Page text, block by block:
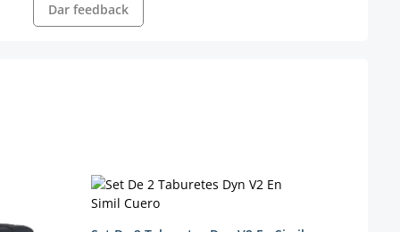
Dar feedback